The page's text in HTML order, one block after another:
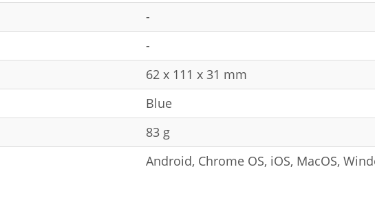
-
-
62 x 111 x 31 mm
Blue
83 g
Android, Chrome OS, iOS, MacOS,